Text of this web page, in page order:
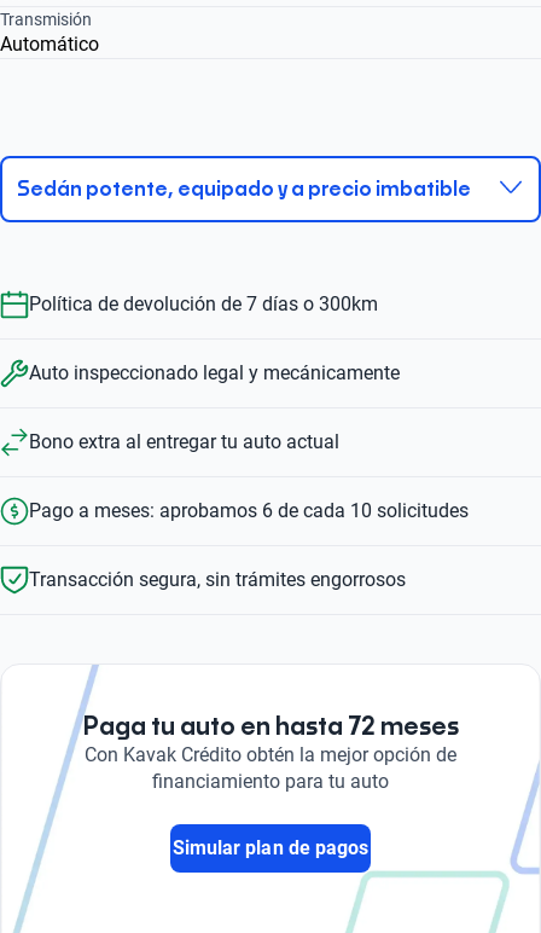
Transmisión
Automático
Sedán potente, equipado y a precio imbatible
Política de devolución de 7 días o 300km
Auto inspeccionado legal y mecánicamente
Bono extra al entregar tu auto actual
Pago a meses: aprobamos 6 de cada 10 solicitudes
Transacción segura, sin trámites engorrosos
Paga tu auto en hasta 72 meses
Con Kavak Crédito obtén la mejor opción de
financiamiento para tu auto
Simular plan de pagos